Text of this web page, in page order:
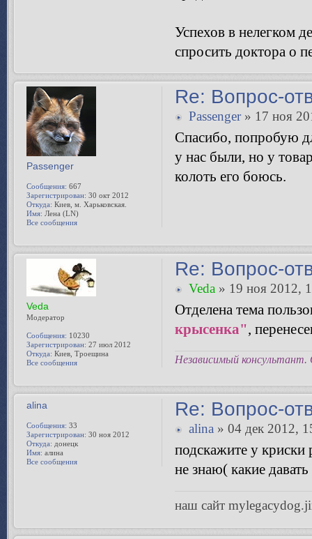
Успехов в нелегком
спросить доктора о
Re: Вопрос-
Passenger» 17 ноя
Спасибо, попробую
у нас были, но у
колоть его боюсь.
Passenger
Сообщения: 667
Зарегистрирован: 30 окт 2012
Откуда: Киев, м. Харьковская.
Имя: Лена (LN)
Все сообщения
Re: Вопрос-
Veda » 19 ноя 2012,
Отделена тема
крысенка",
Независимый
Veda
Модератор
Сообщения: 10230
Зарегистрирован: 27 июл 2012
Откуда: Киев, Троещина
Все сообщения
Re: Вопрос-
alina » 04 дек 2012,
подскажите у криски
не знаю( какие давать
наш сайт
alina
Сообщения: 33
Зарегистрирован: 30 ноя 2012
Откуда: донецк
Имя: алина
Все сообщения